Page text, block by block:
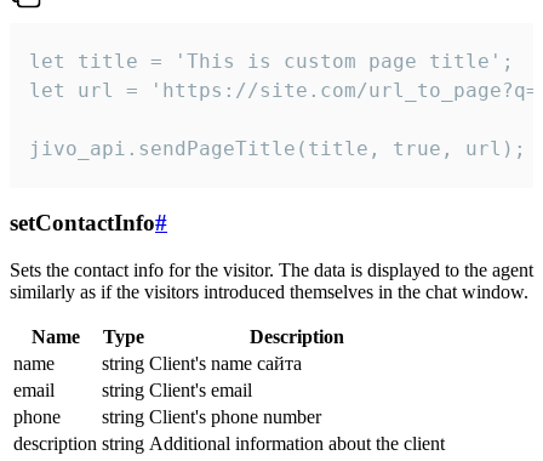
let title = 'This is custom page title';
let url = 'https://site.com/
jivo_api.sendPageTitle(title, true, url);
setContactInfo#
Sets the contact info for the visitor. The data is displayed to the agent
similarly as if the visitors introduced themselves in the chat window.
Name Type
Description
name
string Client's name сайта
email
string Client's email
phone
string Client's phone number
description string Additional information about the client